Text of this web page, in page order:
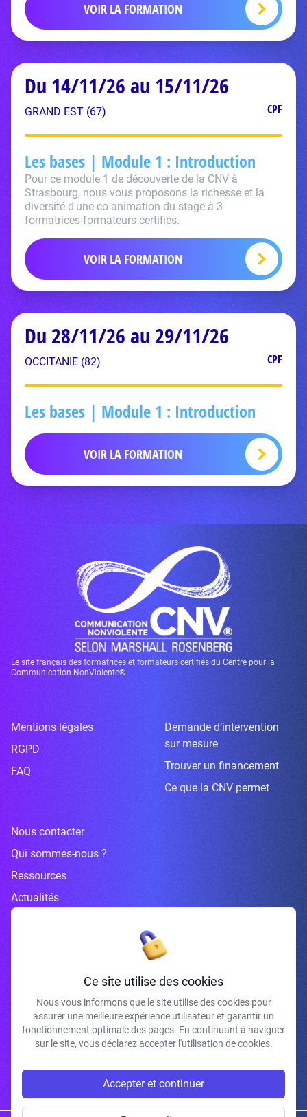
VOIR LA FORMATION
Du 14/11/26 au 15/11/26
GRAND EST (67) CPF
Les bases | Module 1 : Introduction
Pour ce module 1 de découverte de la CNV à
Strasbourg, nous vous proposons la richesse et la
diversité d'une co-animation du stage à 3
formatrices-formateurs certifiés.
VOIR LA FORMATION
Du 28/11/26 au 29/11/26
OCCITANIE (82) CPF
Les bases | Module 1 : Introduction
VOIR LA FORMATION
Le site français des formatrices et formateurs certifiés du Centre pour la
Communication NonViolente®
Mentions légales
RGPD
FAQ
Demande d’intervention
sur mesure
Trouver un financement
Ce que la CNV permet
Nous contacter
Qui sommes-nous ?
Ressources
Actualités
Inscrivez-vous à la newsletter
J'accepte de recevoir vos e-mails et confirme avoir pris connaissance de
votre politique de confidentialité et mentions légales.
Ce site utilise des cookies
Nous vous informons que le site utilise des cookies pour
assurer une meilleure expérience utilisateur et garantir un
fonctionnement optimale des pages. En continuant à naviguer
sur le site, vous déclarez accepter l'utilisation de cookies.
Accepter et continuer